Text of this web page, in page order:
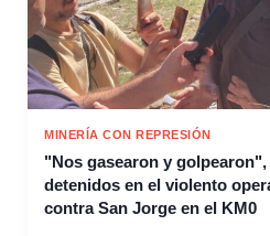
MINERÍA CON REPRESIÓN
"Nos gasearon y
detenidos en el violento
contra San Jorge en el KM0